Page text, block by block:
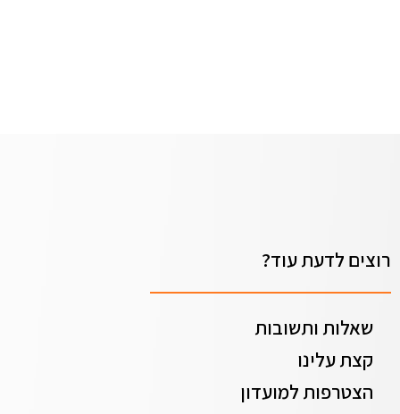
רוצים לדעת עוד?
שאלות ותשובות
קצת עלינו
הצטרפות למועדון